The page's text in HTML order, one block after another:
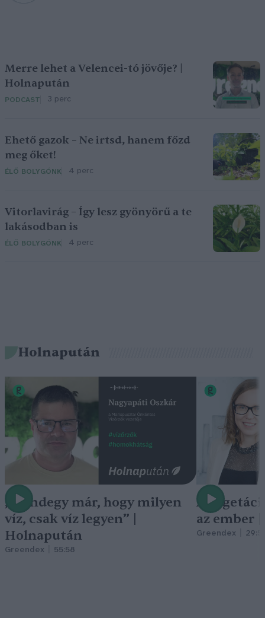
Merre lehet a Velencei-tó jövője? |
Holnapután
PODCAST 3 perc
Ehető gazok – Ne irtsd, hanem főzd
meg őket!
ÉLŐ BOLYGÓNK 4 perc
Vitorlavirág – Így lesz gyönyörű a te
lakásodban is
ÉLŐ BOLYGÓNK 4 perc
Holnapután
„Mindegy már, hogy milyen
víz, csak víz legyen” |
Holnapután
Greendex 55:58
A
az ember
Greendex